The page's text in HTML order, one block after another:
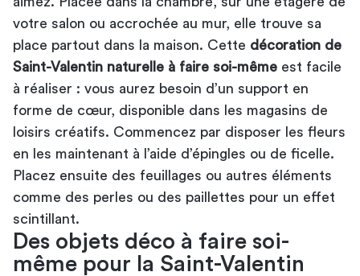
votre salon ou accrochée au mur, elle trouve sa
place partout dans la maison. Cette décoration de
Saint-Valentin naturelle à faire soi-même est facile
à réaliser : vous aurez besoin d’un support en
forme de cœur, disponible dans les magasins de
loisirs créatifs. Commencez par disposer les fleurs
en les maintenant à l’aide d’épingles ou de ficelle.
Placez ensuite des feuillages ou autres éléments
comme des perles ou des paillettes pour un effet
scintillant.
Des objets déco à faire soi-
même pour la Saint-Valentin